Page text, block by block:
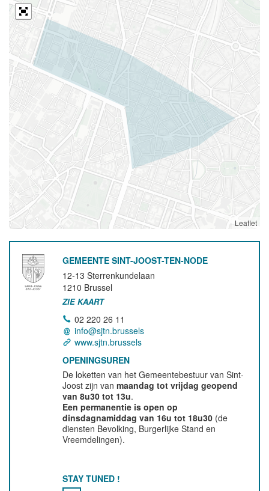
Leaflet
GEMEENTE SINT-JOOST-TEN-NODE
12-13 Sterrenkundelaan
1210 Brussel
ZIE KAART
02 220 26 11
info@sjtn.brussels
www.sjtn.brussels
OPENINGSUREN
De loketten van het Gemeentebestuur van Sint-
Joost zijn vanmaandag tot vrijdag geopend
van 8u30 tot 13u.
Een permanentie is open op
dinsdagnamiddag van 16u tot 18u30 (de
diensten Bevolking, Burgerlijke Stand en
Vreemdelingen).
STAY TUNED !